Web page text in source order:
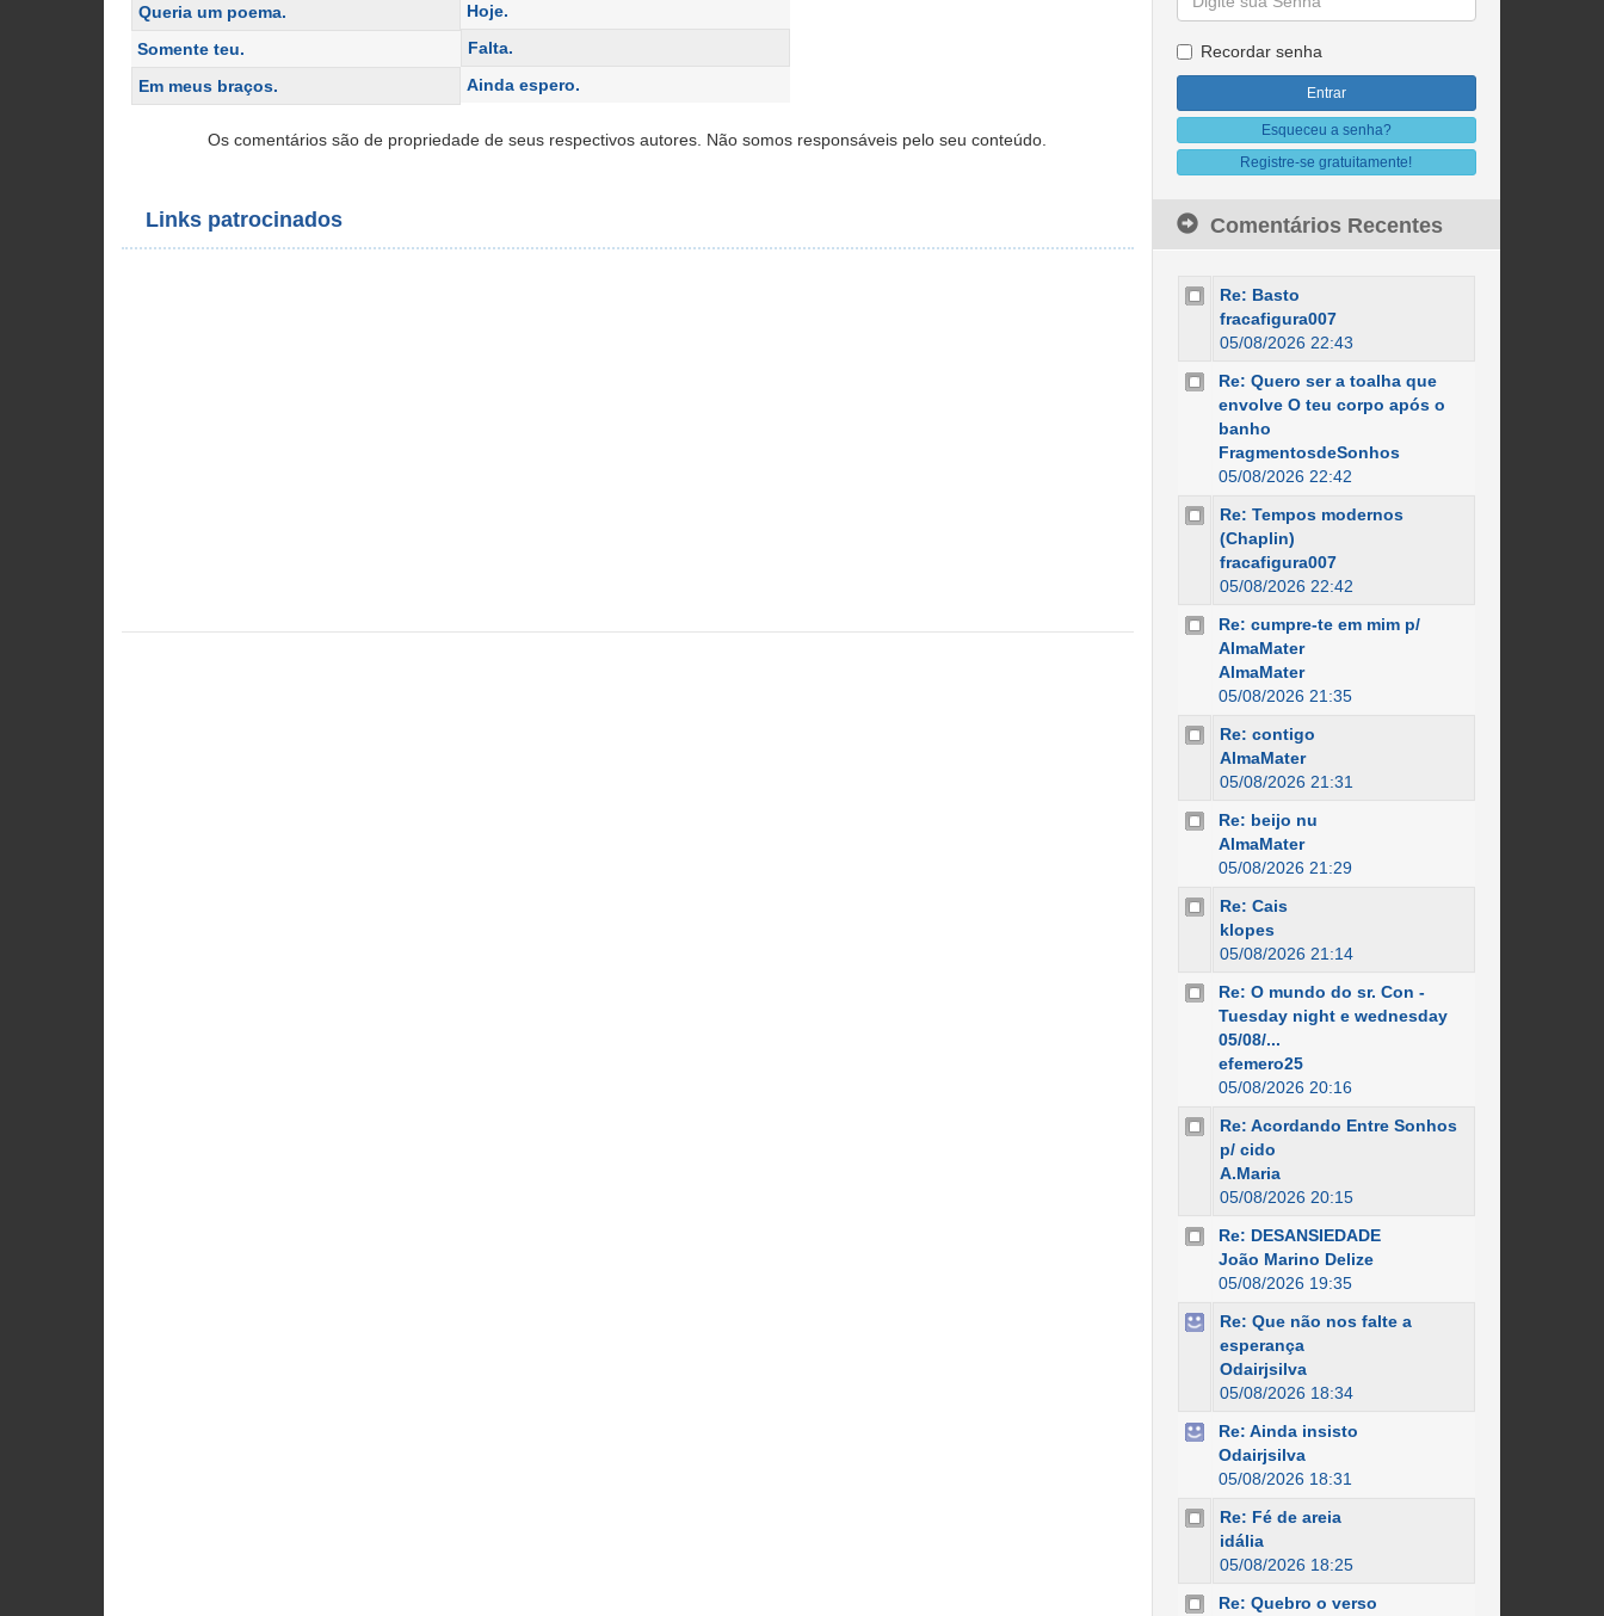
Queria um poema.
Somente teu.
Em meus braços.
Hoje.
Falta.
Ainda espero.
Os comentários são de propriedade de seus respectivos autores. Não somos responsáveis pelo seu conteúdo.
Links patrocinados
Recordar senha
Esqueceu a senha?
Registre-se gratuitamente!
Comentários Recentes
Re: Basto
fracafigura007
05/08/2026 22:43
Re: Quero ser a toalha que
envolve O teu corpo após o
banho
FragmentosdeSonhos
05/08/2026 22:42
Re: Tempos modernos
(Chaplin)
fracafigura007
05/08/2026 22:42
Re: cumpre-te em mim p/
AlmaMater
AlmaMater
05/08/2026 21:35
Re: contigo
AlmaMater
05/08/2026 21:31
Re: beijo nu
AlmaMater
05/08/2026 21:29
Re: Cais
klopes
05/08/2026 21:14
Re: O mundo do sr. Con -
Tuesday night e wednesday
05/08/...
efemero25
05/08/2026 20:16
Re: Acordando Entre Sonhos
p/ cido
A.Maria
05/08/2026 20:15
Re: DESANSIEDADE
João Marino Delize
05/08/2026 19:35
Re: Que não nos falte a
esperança
Odairjsilva
05/08/2026 18:34
Re: Ainda insisto
Odairjsilva
05/08/2026 18:31
Re: Fé de areia
idália
05/08/2026 18:25
Re: Quebro o verso